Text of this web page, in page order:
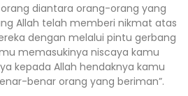
diantara orang-orang yang
Allah telah memberi nikmat atas
dengan melalui pintu gerbang
memasukinya niscaya kamu
kepada Allah hendaknya kamu
benar orang yang beriman”.